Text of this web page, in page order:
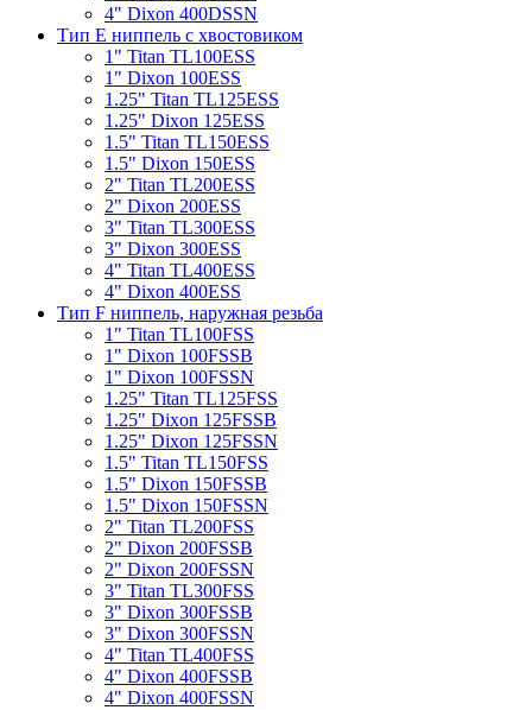
4" Dixon 400DSSN
Тип Е ниппель с хвостовиком
1" Titan TL100ESS
1" Dixon 100ESS
1.25" Titan TL125ESS
1.25" Dixon 125ESS
1.5" Titan TL150ESS
1.5" Dixon 150ESS
2" Titan TL200ESS
2" Dixon 200ESS
3" Titan TL300ESS
3" Dixon 300ESS
4" Titan TL400ESS
4" Dixon 400ESS
Тип F ниппель, наружная резьба
1" Titan TL100FSS
1" Dixon 100FSSB
1" Dixon 100FSSN
1.25" Titan TL125FSS
1.25" Dixon 125FSSB
1.25" Dixon 125FSSN
1.5" Titan TL150FSS
1.5" Dixon 150FSSB
1.5" Dixon 150FSSN
2" Titan TL200FSS
2" Dixon 200FSSB
2" Dixon 200FSSN
3" Titan TL300FSS
3" Dixon 300FSSB
3" Dixon 300FSSN
4" Titan TL400FSS
4" Dixon 400FSSB
4" Dixon 400FSSN